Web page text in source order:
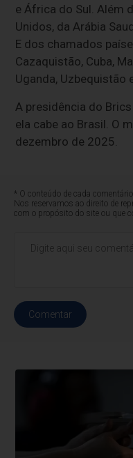
e África do Sul. Além
Unidos, da Arábia
E dos chamados
Cazaquistão, Cuba,
Uganda, Uzbequistão
A presidência do
ela cabe ao Brasil. O
dezembro de 2025.
* O conteúdo de cada
Nos reservamos ao direito de
com o propósito do site ou que
Comentar